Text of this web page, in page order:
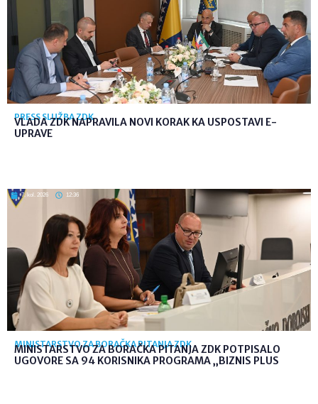
PRESS SLUŽBA ZDK
VLADA ZDK NAPRAVILA NOVI KORAK KA USPOSTAVI E-
UPRAVE
7. kol. 2026 12:36
MINISTARSTVO ZA BORAČKA PITANJA ZDK
MINISTARSTVO ZA BORAČKA PITANJA ZDK POTPISALO
UGOVORE SA 94 KORISNIKA PROGRAMA „BIZNIS PLUS